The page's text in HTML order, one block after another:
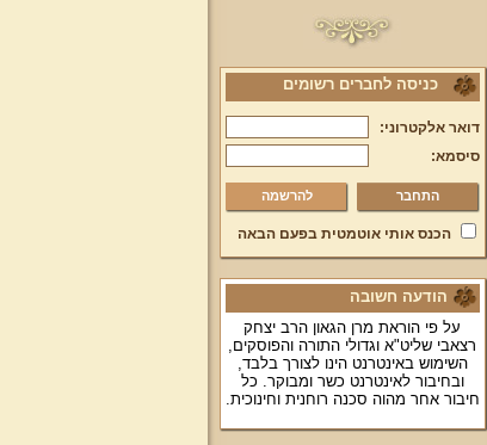
כניסה לחברים רשומים
דואר אלקטרוני:
סיסמא:
להרשמה
הכנס אותי אוטמטית בפעם הבאה
הודעה חשובה
על פי הוראת מרן הגאון הרב יצחק
רצאבי שליט"א וגדולי התורה והפוסקים,
השימוש באינטרנט הינו לצורך בלבד,
ובחיבור לאינטרנט כשר ומבוקר. כל
חיבור אחר מהוה סכנה רוחנית וחינוכית.